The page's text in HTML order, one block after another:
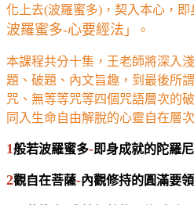
化上去(波羅蜜多)，契入本心，即
波羅蜜多-心要經法 」。
本課程共分十集，王老師將深入
題、破題、內文旨趣，到最後所
咒、無等等咒等四個咒語層次的
同入生命自由解脫的心靈自在層次
1般若波羅蜜多-即身成就的陀羅
2觀自在菩薩-內觀修持的圓滿要領